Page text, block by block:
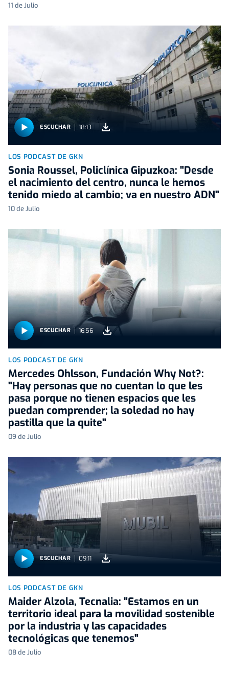
11 de Julio
ESCUCHAR 18:13
LOS PODCAST DE GKN
Sonia Roussel, Policlínica Gipuzkoa: "Desde
el nacimiento del centro, nunca le hemos
tenido miedo al cambio; va en nuestro ADN"
10 de Julio
ESCUCHAR 16:56
LOS PODCAST DE GKN
Mercedes Ohlsson, Fundación Why Not?:
"Hay personas que no cuentan lo que les
pasa porque no tienen espacios que les
puedan comprender; la soledad no hay
pastilla que la quite"
09 de Julio
ESCUCHAR 09:11
LOS PODCAST DE GKN
Maider Alzola, Tecnalia: "Estamos en un
territorio ideal para la movilidad sostenible
por la industria y las capacidades
tecnológicas que tenemos"
08 de Julio